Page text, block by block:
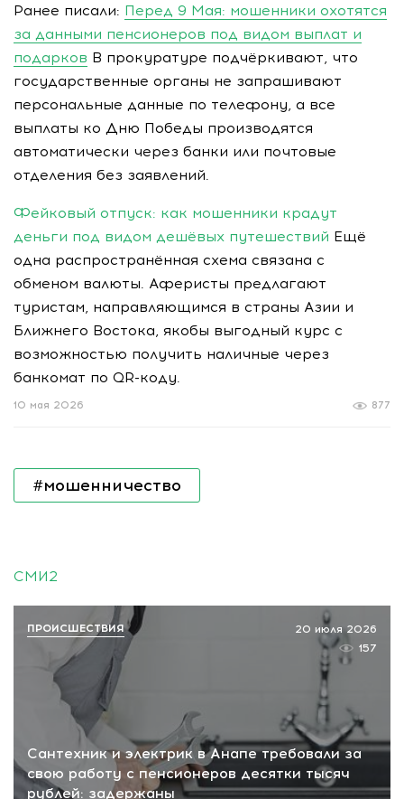
Ранее писали: Перед 9 Мая: мошенники охотятся
за данными пенсионеров под видом выплат и
подарков В прокуратуре подчёркивают, что
государственные органы не запрашивают
персональные данные по телефону, а все
выплаты ко Дню Победы производятся
автоматически через банки или почтовые
отделения без заявлений.
Фейковый отпуск: как мошенники крадут
деньги под видом дешёвых путешествий Ещё
одна распространённая схема связана с
обменом валюты. Аферисты предлагают
туристам, направляющимся в страны Азии и
Ближнего Востока, якобы выгодный курс с
возможностью получить наличные через
банкомат по QR-коду.
877
10 мая 2026
#мошенничество
СМИ2
Сантехник и электрик в Анапе требовали за
свою работу с пенсионеров десятки тысяч
рублей: задержаны
20 июля 2026
157
ПРОИСШЕСТВИЯ